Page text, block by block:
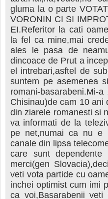
gluma la o parte
VORONIN CI SI
EI.Referitor la cati
la fel ca mine,mai
ales le pasa de
dincoace de Prut a
el intrebari,asftel de
suntem pe asemenea
romani-basarabeni.Mi-
Chisinau)de cam 10 ani
din ziarele romanesti si
va informati de la
pe net,numai ca nu e
canale din lipsa
care sunt
merci(gen
veti vota partide cu
inchei optimist cum imi
ca voi,Basarabenii